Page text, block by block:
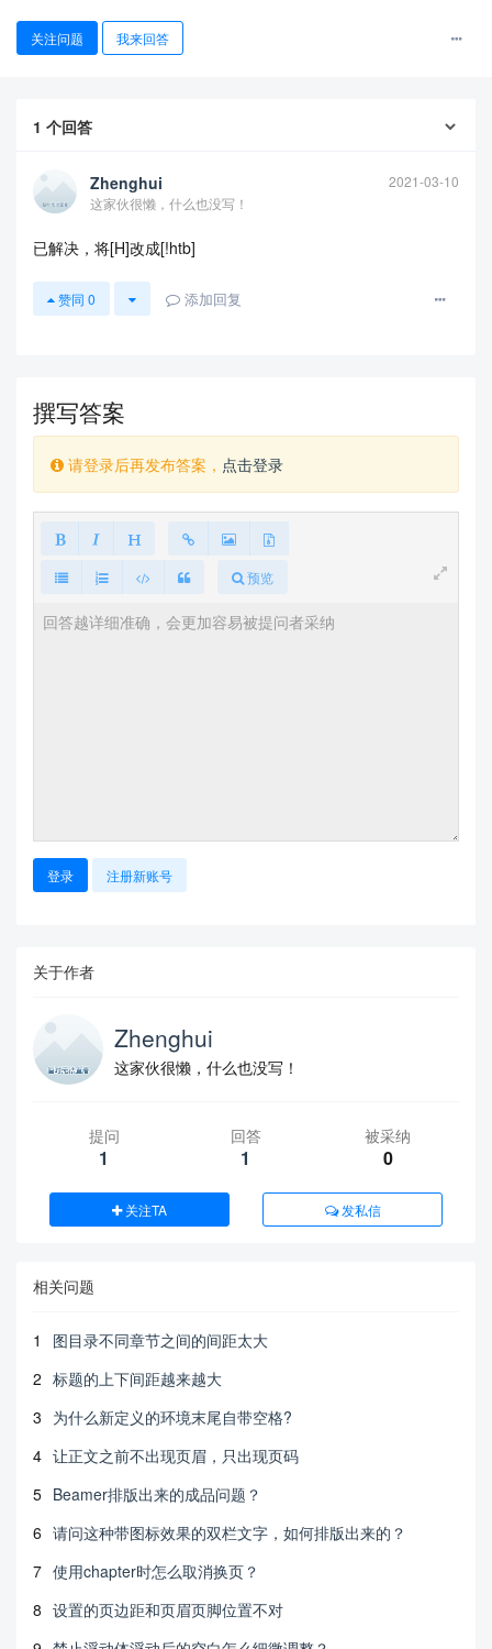
关注问题 我来回答
1 个回答
Zhenghui
2021-03-10
这家伙很懒，什么也没写！
已解决，将[H]改成[!htb]
赞同 0 添加回复
撰写答案
请登录后再发布答案， 点击登录
预览
登录 注册新账号
关于作者
Zhenghui
这家伙很懒，什么也没写！
提问
1
回答
1
被采纳
0
关注TA 发私信
相关问题
1
图目录不同章节之间的间距太大
2 标题的上下间距越来越大
3 为什么新定义的环境末尾自带空格?
4 让正文之前不出现页眉，只出现页码
5 Beamer排版出来的成品问题？
6 请问这种带图标效果的双栏文字，如何排版出来的？
7 使用chapter时怎么取消换页？
8 设置的页边距和页眉页脚位置不对